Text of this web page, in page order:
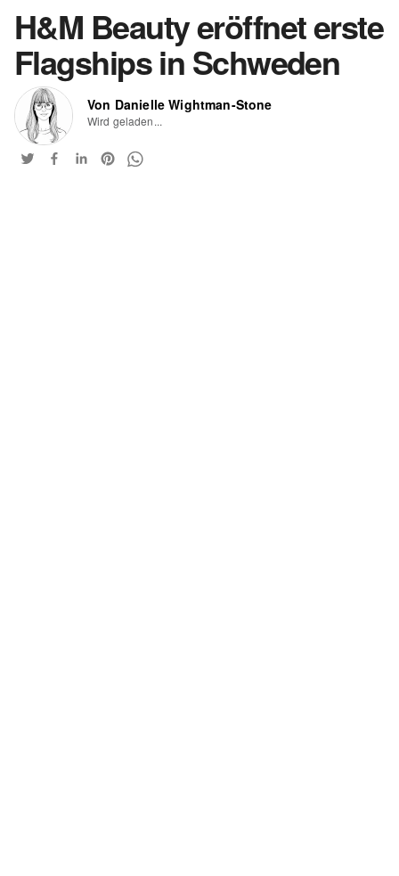
H&M Beauty eröffnet erste
Flagships in Schweden
Von Danielle Wightman-Stone
Wird geladen...